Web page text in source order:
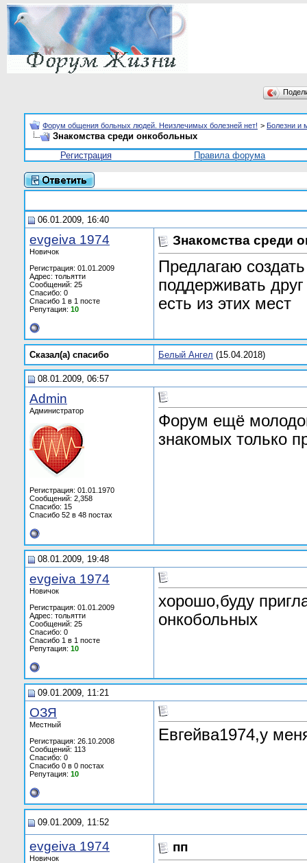
Форум общения больных людей. Неизлечимых болезней нет! > Болезни и
Знакомства среди онкобольных
Регистрация
Правила форума
06.01.2009, 16:40
evgeiva 1974
Новичок
Регистрация: 01.01.2009
Адрес: тольятти
Сообщений: 25
Спасибо: 0
Спасибо 1 в 1 посте
Репутация: 10
Знакомства среди
Предлагаю
поддерживать
есть из этих мест
Сказал(а) cпасибо Белый Ангел (15.04.2018)
08.01.2009, 06:57
Admin
Администратор
Регистрация: 01.01.1970
Сообщений: 2,358
Спасибо: 15
Спасибо 52 в 48 постах
Форум ещё
знакомых только
08.01.2009, 19:48
evgeiva 1974
Новичок
Регистрация: 01.01.2009
Адрес: тольятти
Сообщений: 25
Спасибо: 0
Спасибо 1 в 1 посте
Репутация: 10
хорошо,буду
онкобольных
09.01.2009, 11:21
ОЗЯ
Местный
Регистрация: 26.10.2008
Сообщений: 113
Спасибо: 0
Спасибо 0 в 0 постах
Репутация: 10
Евгейва1974,у
09.01.2009, 11:52
evgeiva 1974
Новичок
пп